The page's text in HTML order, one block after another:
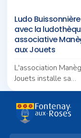
Ludo Buissonnière
avec la
associative
aux Jouets
L'association
Jouets installe sa
Ludobusinière au
après-midi placé
signe du jeu et de la
convivialité.